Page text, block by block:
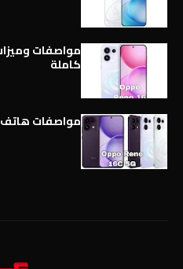
كاملة
مواصفات هاتف Oppo Reno 16c 5G كاملة